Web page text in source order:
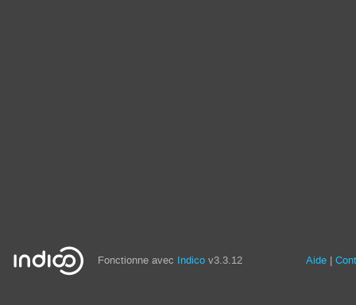
Fonctionne avec Indico v3.3.12 Aide